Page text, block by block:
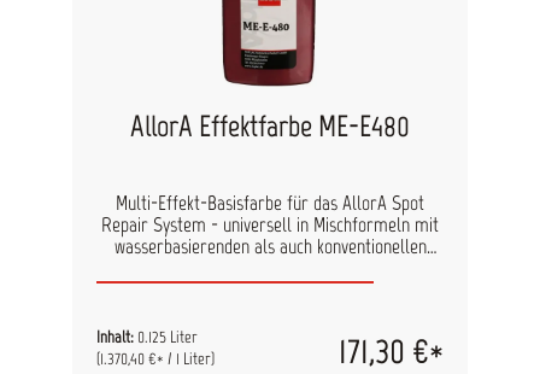
AllorA Effektfarbe ME-E480
Multi-Effekt-Basisfarbe für das AllorA Spot
Repair System - universell in Mischformeln mit
wasserbasierenden als auch konventionellen
Effektpigmenten benötigen Sie nur geringe
Inhalt: 0.125 Liter
(1.370,40 €* / 1 Liter)
171,30 €*